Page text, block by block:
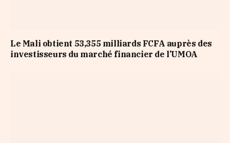
Le Mali obtient 53,355 milliards FCFA auprès des
investisseurs du marché financier de l’UMOA